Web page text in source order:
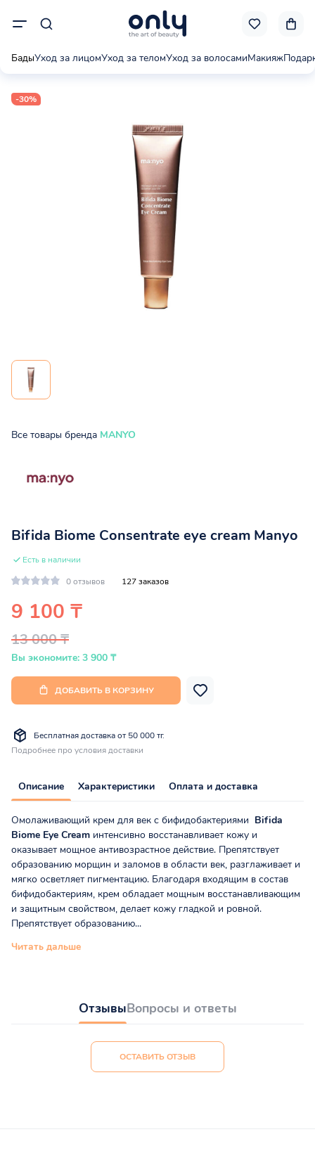
БадыУход за лицомУход за теломУход за волосамиМакияж
-30%
Все товары бренда MANYO
Bifida Biome Consentrate eye cream Manyo
Есть в наличии
0 отзывов
127 заказов
9 100 ₸
13 000 ₸
Вы экономите: 3 900 ₸
ДОБАВИТЬ В КОРЗИНУ
Бесплатная доставка от 50 000 тг.
Подробнее про условия доставки
Описание Характеристики Оплата и доставка
Омолаживающий крем для век с бифидобактериями Bifida
Biome Eye Cream интенсивно восстанавливает кожу и
оказывает мощное антивозрастное действие. Препятствует
образованию морщин и заломов в области век, разглаживает и
мягко осветляет пигментацию. Благодаря входящим в состав
бифидобактериям, крем обладает мощным восстанавливающим
и защитным свойством, делает кожу гладкой и ровной.
Препятствует образованию...
Читать дальше
ОтзывыВопросы и ответы
ОСТАВИТЬ ОТЗЫВ